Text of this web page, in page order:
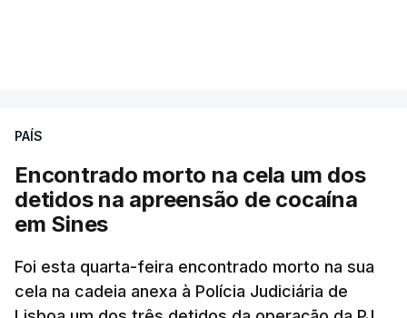
No domingo, estavam concluídos cerca de 50 por
cento dos mais de 20 mil pedidos de reapreciação,
mas Cristina Mota, porta-voz da Missão Escola
Pública, tem dúvidas de que o processo esteja
"Durante o fim de semana e nos últimos dias,
PAÍS
Encontrado morto na cela um dos
detidos na apreensão de cocaína
em Sines
Foi esta quarta-feira encontrado morto na sua
cela na cadeia anexa à Polícia Judiciária de